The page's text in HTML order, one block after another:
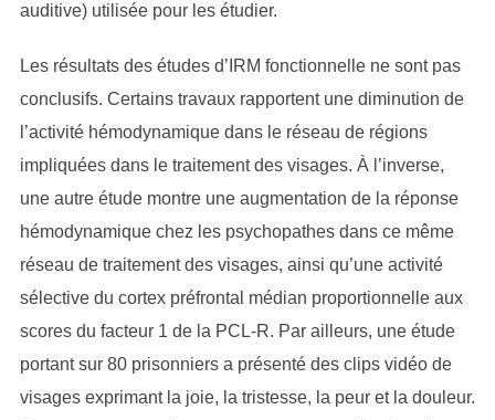
auditive) utilisée pour les étudier.
Les résultats des études d’IRM fonctionnelle ne sont pas
conclusifs. Certains travaux rapportent une diminution de
l’activité hémodynamique dans le réseau de régions
impliquées dans le traitement des visages. À l’inverse,
une autre étude montre une augmentation de la réponse
hémodynamique chez les psychopathes dans ce même
réseau de traitement des visages, ainsi qu’une activité
sélective du cortex préfrontal médian proportionnelle aux
scores du facteur 1 de la PCL-R. Par ailleurs, une étude
portant sur 80 prisonniers a présenté des clips vidéo de
visages exprimant la joie, la tristesse, la peur et la douleur.